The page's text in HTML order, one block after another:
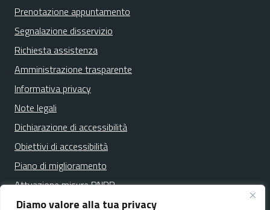
Diamo valore alla tua privacy
Prenotazione appuntamento
Segnalazione disservizio
Richiesta assistenza
Amministrazione trasparente
Informativa privacy
Note legali
Dichiarazione di accessibilità
Obiettivi di accessibilità
Piano di miglioramento
Attuazione misure PNRR